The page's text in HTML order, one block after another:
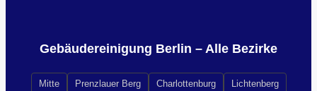
Gebäudereinigung Berlin – Alle Bezirke
Mitte Prenzlauer Berg Charlottenburg Lichtenberg